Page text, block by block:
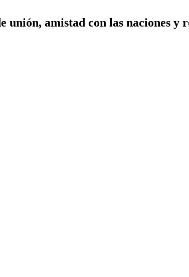
amistad con las naciones y